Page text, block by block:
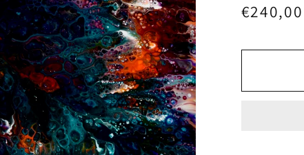
Normale
€240,00